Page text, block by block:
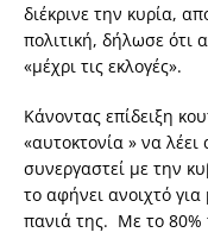
διέκρινε την κυρία,
πολιτική, δήλωσε ότι
«μέχρι τις εκλογές».
Κάνοντας επίδειξη
«αυτοκτονία » να
συνεργαστεί με την
το αφήνει ανοιχτό για
πανιά της. Με το 80%